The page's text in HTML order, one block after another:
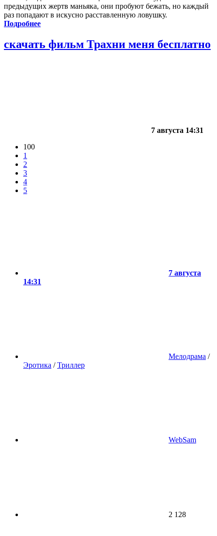
предыдущих жертв маньяка, они пробуют бежать, но каждый
раз попадают в искусно расставленную ловушку.
Подробнее
скачать фильм Трахни меня бесплатно
7 августа 14:31
100
1
2
3
4
5
7 августа
14:31
Мелодрама /
Эротика /Триллер
WebSam
2 128